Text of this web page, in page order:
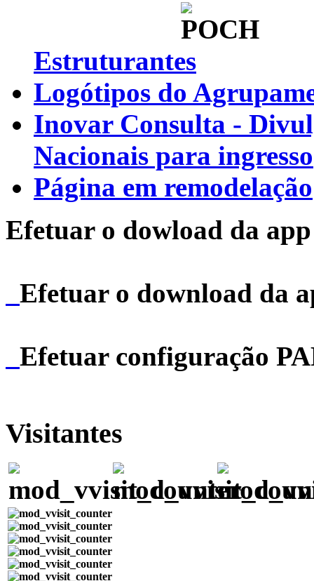
Estruturantes
Logótipos do
Inovar Consulta -
Nacionais para ingresso
Página em remodelação
Efetuar o dowload da
Efetuar o download da
Efetuar configuração
Visitantes